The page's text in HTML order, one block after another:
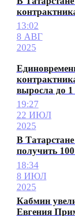
13:02
8 АВГ
2025
выросла до
19:27
22 ИЮЛ
2025
В
получить
18:34
8 ИЮЛ
2025
Кабмин
Евгения